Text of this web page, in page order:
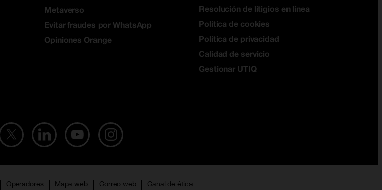
Metaverso
Evitar fraudes por WhatsApp
Opiniones Orange
Resolución de litigios en línea
Política de cookies
Política de privacidad
Calidad de servicio
Gestionar UTIQ
Operadores Mapa web Correo web Canal de ética